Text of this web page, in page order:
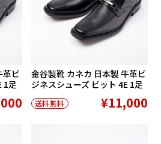
革ビ
1足
金谷製靴 カネカ 日本製 牛革ビ
ジネスシューズ ビット 4E 1足
送料無料 ¥11,000